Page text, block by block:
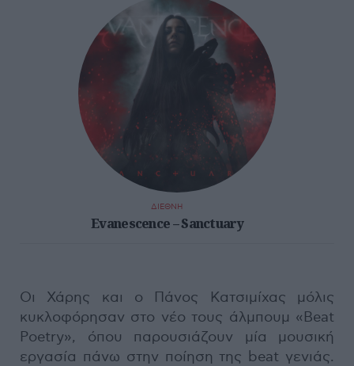
ΔΙΕΘΝΗ
Evanescence – Sanctuary
Οι Χάρης και ο Πάνος Κατσιμίχας μόλις
κυκλοφόρησαν στο νέο τους άλμπουμ «Beat
Poetry», όπου παρουσιάζουν μία μουσική
εργασία πάνω στην ποίηση της beat γενιάς.